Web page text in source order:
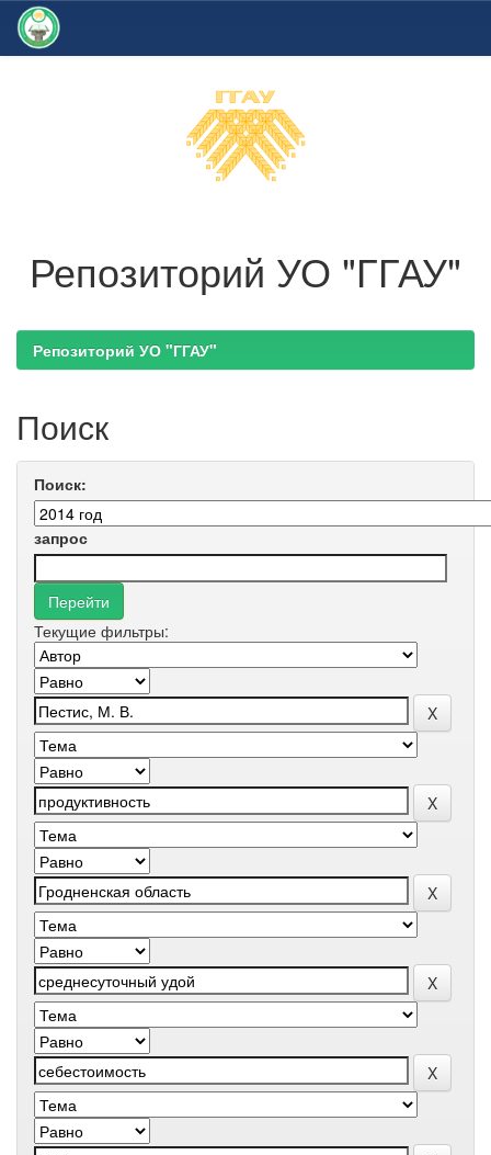
Репозиторий УО "ГГАУ"
Репозиторий УО "ГГАУ"
Поиск
Поиск:
запрос
Текущие фильтры: